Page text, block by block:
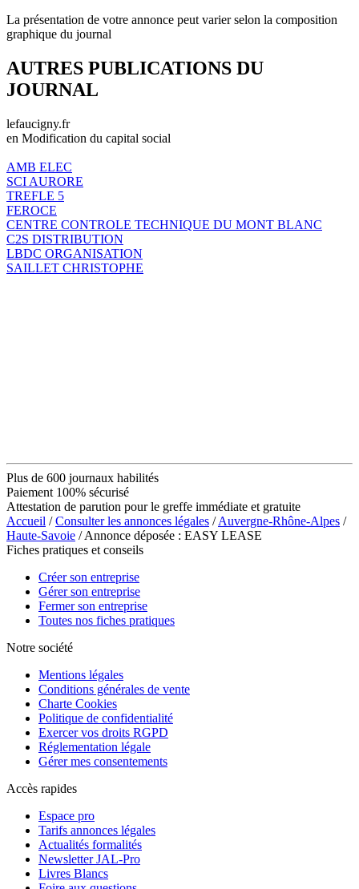
La présentation de votre annonce peut varier selon la composition
graphique du journal
AUTRES PUBLICATIONS DU
JOURNAL
lefaucigny.fr
en Modification du capital social
AMB ELEC
SCI AURORE
TREFLE 5
FEROCE
CENTRE CONTROLE TECHNIQUE DU MONT BLANC
C2S DISTRIBUTION
LBDC ORGANISATION
SAILLET CHRISTOPHE
Plus de 600 journaux habilités
Paiement 100% sécurisé
Attestation de parution pour le greffe immédiate et gratuite
Accueil /Consulter les annonces légales /Auvergne-Rhône-Alpes /
Haute-Savoie / Annonce déposée : EASY LEASE
Fiches pratiques et conseils
Créer son entreprise
Gérer son entreprise
Fermer son entreprise
Toutes nos fiches pratiques
Notre société
Mentions légales
Conditions générales de vente
Charte Cookies
Politique de confidentialité
Exercer vos droits RGPD
Réglementation légale
Gérer mes consentements
Accès rapides
Espace pro
Tarifs annonces légales
Actualités formalités
Newsletter JAL-Pro
Livres Blancs